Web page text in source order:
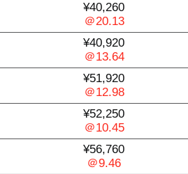
¥40,260
＠20.13
¥40,920
＠13.64
¥51,920
＠12.98
¥52,250
＠10.45
¥56,760
＠9.46